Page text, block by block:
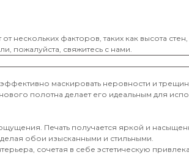
нескольких факторов, таких как высота
пожалуйста, свяжитесь с нами.
маскировать неровности и
полотна делает его идеальным для
Печать получается яркой и
обои изысканными и стильными.
сочетая в себе эстетическую